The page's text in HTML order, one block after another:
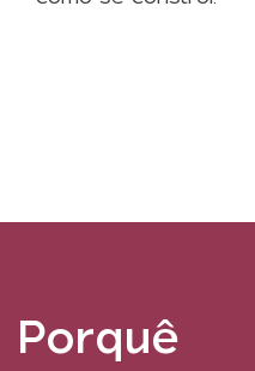
Porquê